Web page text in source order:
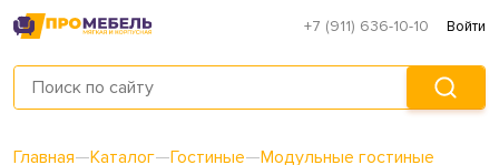
+7 (911) 636-10-10 Войти
Главная—Каталог—Гостиные—Модульные гостиные